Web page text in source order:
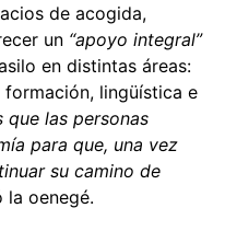
de acogida,
un “apoyo integral”
en distintas áreas:
lingüística e
que las personas
para que, una vez
su camino de
la oenegé.